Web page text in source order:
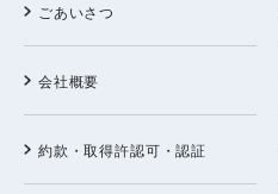
ごあいさつ
会社概要
約款・取得許認可・認証